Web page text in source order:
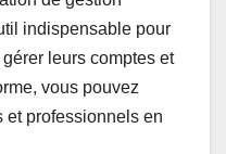
indispensable pour
leurs comptes et
vous pouvez
et professionnels en